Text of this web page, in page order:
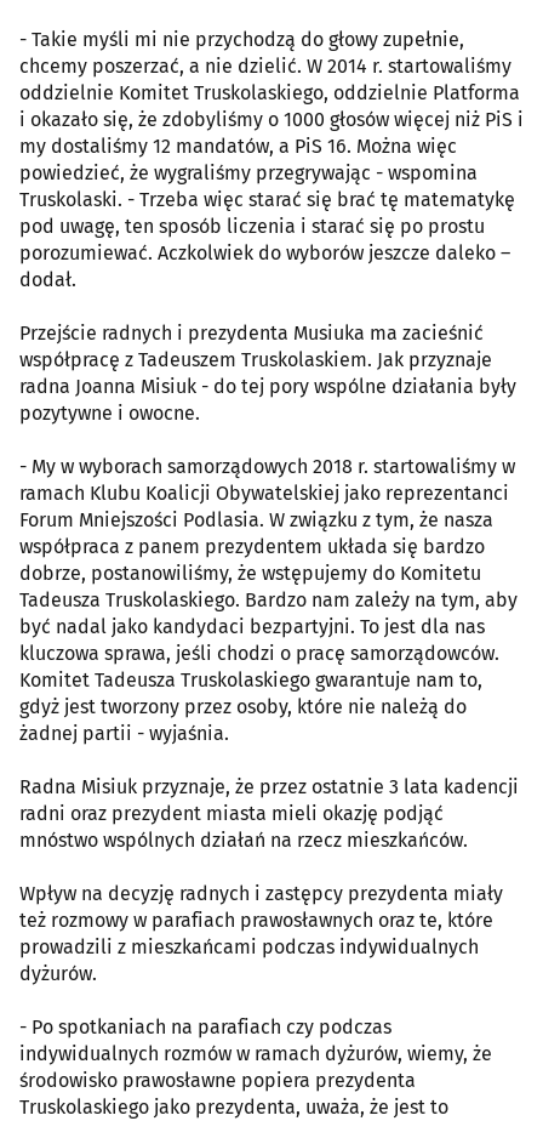
- Takie myśli mi nie przychodzą do głowy zupełnie,
chcemy poszerzać, a nie dzielić. W 2014 r. startowaliśmy
oddzielnie Komitet Truskolaskiego, oddzielnie Platforma
i okazało się, że zdobyliśmy o 1000 głosów więcej niż PiS i
my dostaliśmy 12 mandatów, a PiS 16. Można więc
powiedzieć, że wygraliśmy przegrywając - wspomina
Truskolaski. - Trzeba więc starać się brać tę matematykę
pod uwagę, ten sposób liczenia i starać się po prostu
porozumiewać. Aczkolwiek do wyborów jeszcze daleko –
dodał.
Przejście radnych i prezydenta Musiuka ma zacieśnić
współpracę z Tadeuszem Truskolaskiem. Jak przyznaje
radna Joanna Misiuk - do tej pory wspólne działania były
pozytywne i owocne.
- My w wyborach samorządowych 2018 r. startowaliśmy w
ramach Klubu Koalicji Obywatelskiej jako reprezentanci
Forum Mniejszości Podlasia. W związku z tym, że nasza
współpraca z panem prezydentem układa się bardzo
dobrze, postanowiliśmy, że wstępujemy do Komitetu
Tadeusza Truskolaskiego. Bardzo nam zależy na tym, aby
być nadal jako kandydaci bezpartyjni. To jest dla nas
kluczowa sprawa, jeśli chodzi o pracę samorządowców.
Komitet Tadeusza Truskolaskiego gwarantuje nam to,
gdyż jest tworzony przez osoby, które nie należą do
żadnej partii - wyjaśnia.
Radna Misiuk przyznaje, że przez ostatnie 3 lata kadencji
radni oraz prezydent miasta mieli okazję podjąć
mnóstwo wspólnych działań na rzecz mieszkańców.
Wpływ na decyzję radnych i zastępcy prezydenta miały
też rozmowy w parafiach prawosławnych oraz te, które
prowadzili z mieszkańcami podczas indywidualnych
dyżurów.
- Po spotkaniach na parafiach czy podczas
indywidualnych rozmów w ramach dyżurów, wiemy, że
środowisko prawosławne popiera prezydenta
Truskolaskiego jako prezydenta, uważa, że jest to